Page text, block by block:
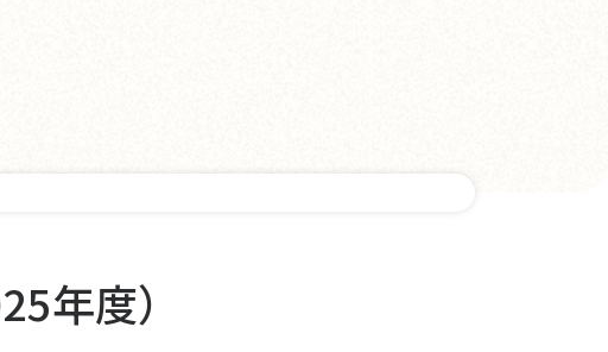
年度）